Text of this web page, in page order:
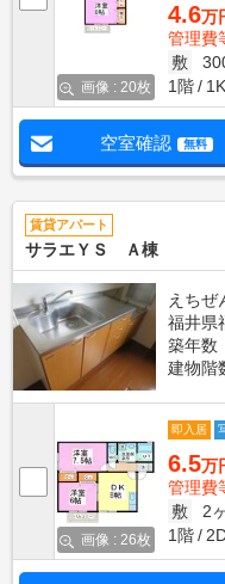
画像 : 20枚
4.6万
管理費
敷
1階
1K
空室確認 無料
賃貸アパート
サラエＹＳ Ａ棟
えちぜ
福井県
築年数
建物階
画像 : 26枚
即入居
6.5万
管理費
敷
2
1階